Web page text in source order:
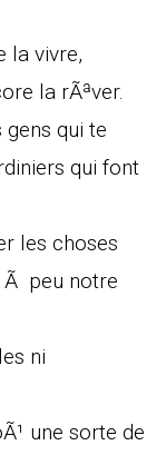
la vivre,
la rÃªver.
qui te
qui font
les choses
Ã peu notre
ni
une sorte de